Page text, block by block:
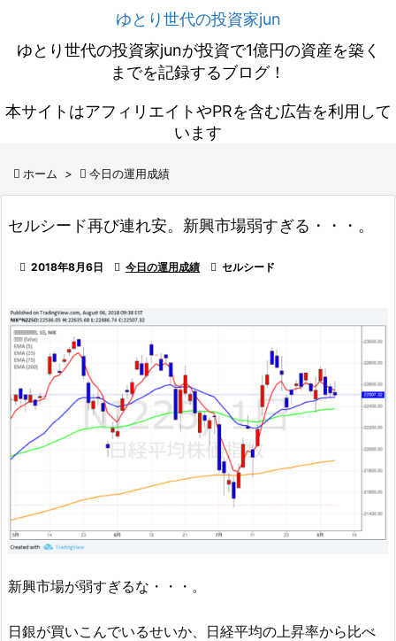
ゆとり世代の投資家jun
ゆとり世代の投資家junが投資で1億円の資産を築く
までを記録するブログ！
本サイトはアフィリエイトやPRを含む広告を利用して
います
 ホーム >  今日の運用成績
セルシード再び連れ安。新興市場弱すぎる・・・。
 2018年8月6日  今日の運用成績  セルシード
新興市場が弱すぎるな・・・。
日銀が買いこんでいるせいか、日経平均の上昇率から比べ